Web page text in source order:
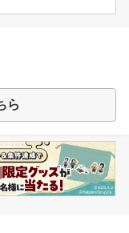
ら